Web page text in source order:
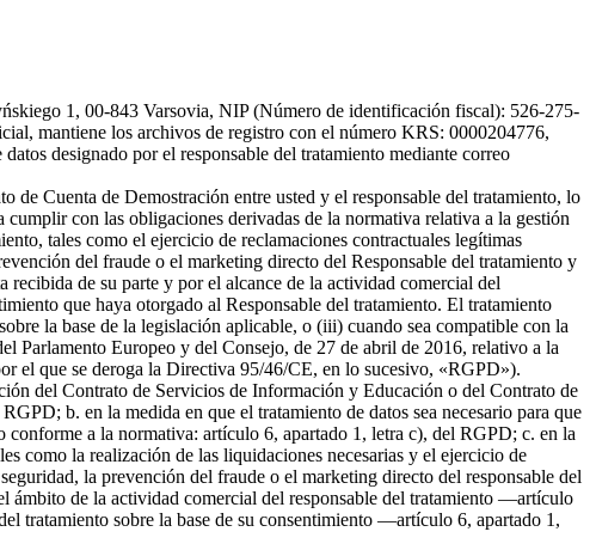
1, 00-843 Varsovia, NIP (Número de identificación fiscal): 526-275-
mantiene los archivos de registro con el número KRS: 0000204776,
designado por el responsable del tratamiento mediante correo
de Cuenta de Demostración entre usted y el responsable del tratamiento, lo
con las obligaciones derivadas de la normativa relativa a la gestión
tales como el ejercicio de reclamaciones contractuales legítimas
del fraude o el marketing directo del Responsable del tratamiento y
recibida de su parte y por el alcance de la actividad comercial del
que haya otorgado al Responsable del tratamiento. El tratamiento
la base de la legislación aplicable, o (iii) cuando sea compatible con la
Parlamento Europeo y del Consejo, de 27 de abril de 2016, relativo a la
el que se deroga la Directiva 95/46/CE, en lo sucesivo, «RGPD»).
del Contrato de Servicios de Información y Educación o del Contrato de
b. en la medida en que el tratamiento de datos sea necesario para que
conforme a la normativa: artículo 6, apartado 1, letra c), del RGPD; c. en la
como la realización de las liquidaciones necesarias y el ejercicio de
la prevención del fraude o el marketing directo del responsable del
ámbito de la actividad comercial del responsable del tratamiento —artículo
tratamiento sobre la base de su consentimiento —artículo 6, apartado 1,